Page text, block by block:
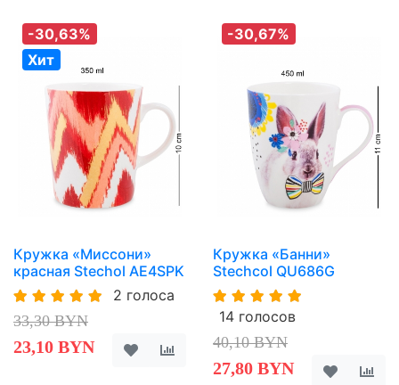
-30,63%
Хит
Кружка «Миссони»
красная Stechol AE4SPK
2 голоса
33,30 BYN
23,10 BYN
-30,67%
Кружка «Банни»
Stechcol QU686G
14 голосов
40,10 BYN
27,80 BYN